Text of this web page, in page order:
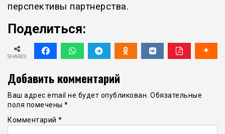
перспективы партнерства.
Поделиться:
SHARES
Добавить комментарий
Ваш адрес email не будет опубликован. Обязательные
поля помечены *
Комментарий *